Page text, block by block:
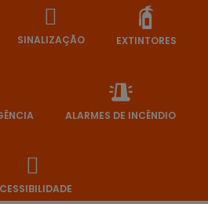
SINALIZAÇÃO EXTINTORES
ALARMES DE INCÊNDIO